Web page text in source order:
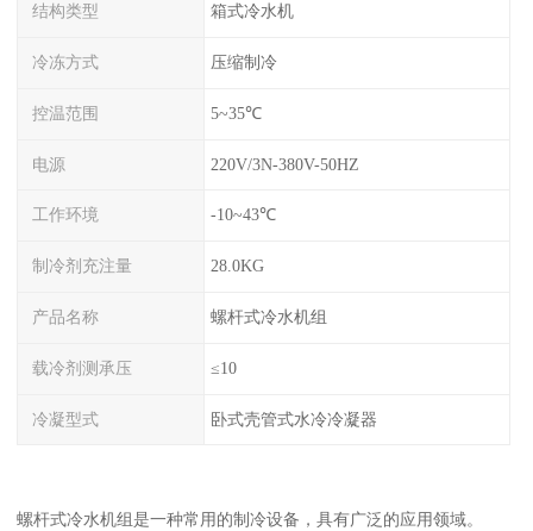
结构类型 箱式冷水机
冷冻方式 压缩制冷
控温范围 5~35℃
电源 220V/3N-380V-50HZ
工作环境 -10~43℃
制冷剂充注量 28.0KG
产品名称 螺杆式冷水机组
载冷剂测承压 ≤10
冷凝型式 卧式壳管式水冷冷凝器
螺杆式冷水机组是一种常用的制冷设备，具有广泛的应用领域。